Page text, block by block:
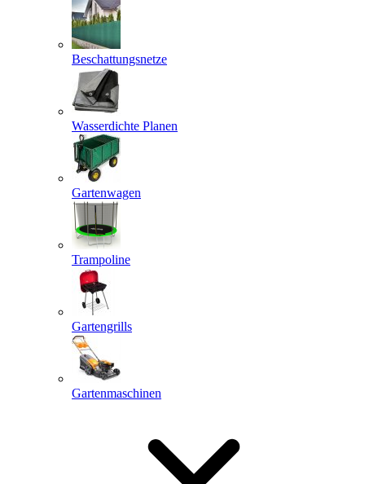
Beschattungsnetze
Wasserdichte Planen
Gartenwagen
Trampoline
Gartengrills
Gartenmaschinen